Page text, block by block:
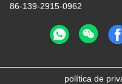
86-139-2915-0962
política de